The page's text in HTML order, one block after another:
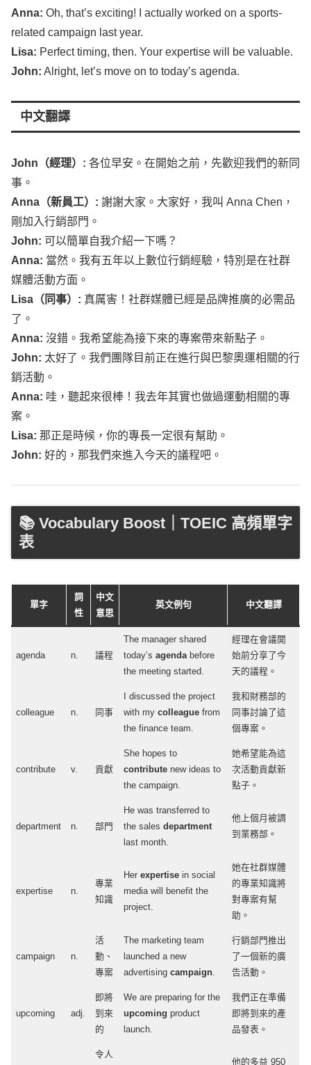
Anna: Oh, that’s exciting! I actually worked on a sports-
related campaign last year.
Lisa: Perfect timing, then. Your expertise will be valuable.
John: Alright, let’s move on to today’s agenda.
中文翻譯
John （經理）: 各位早安。在開始之前，先歡迎我們的新同
事。
Anna （新員工）: 謝謝大家。大家好，我叫 Anna Chen ，
剛加入行銷部門。
John: 可以簡單自我介紹一下嗎？
Anna: 當然。我有五年以上數位行銷經驗，特別是在社群
媒體活動方面。
Lisa （同事）: 真厲害！社群媒體已經是品牌推廣的必需品
了。
Anna: 沒錯。我希望能為接下來的專案帶來新點子。
John: 太好了。我們團隊目前正在進行與巴黎奧運相關的行
銷活動。
Anna: 哇，聽起來很棒！我去年其實也做過運動相關的專
案。
Lisa: 那正是時候，你的專長一定很有幫助。
John: 好的，那我們來進入今天的議程吧。
📚 Vocabulary Boost｜TOEIC 高頻單字
表
單字
詞
性
中文
意思
英文例句 中文翻譯
agenda n. 議程
The manager shared
today’s agenda before
the meeting started
經理在會議開
始前分享了今
天的議程。
colleague n. 同事
Idiscussed theproject
with mycolleague from
thefinance team
我和財務部的
同事討論了這
個專案。
contribute v. 貢獻
She hopes to
contribute new ideas to
thecampaign
她希望能為這
次活動貢獻新
點子。
department n. 部門
He wastransferred to
thesales department
last month
他上個月被調
到業務部。
expertise n.
專業
知識
Herexpertise insocial
media will benefit the
project
她在社群媒體
的專業知識將
對專案有幫
助。
campaign n.
活
動、
專案
The marketing team
launched a new
advertising campaign
行銷部門推出
了一個新的廣
告活動。
upcoming adj
即將
到來
的
We arepreparing for the
upcoming product
launch
我們正在準備
即將到來的產
品發表。
令人
他的多益 950